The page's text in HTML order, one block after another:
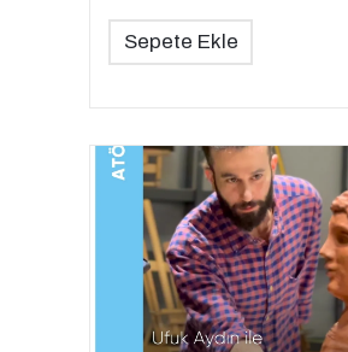
Sepete Ekle